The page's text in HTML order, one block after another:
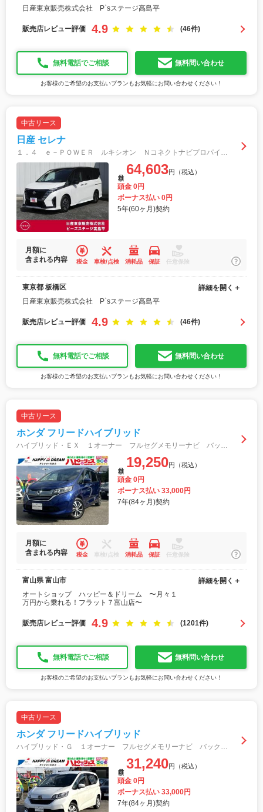
日産東京販売株式会社 P`sステージ高島平
販売店レビュー評価 4.9 (46件)
無料電話でご相談 無料問い合わせ
お客様のご希望のお支払いプランもお気軽にお問い合わせください！
中古リース
日産 セレナ
１．４ ｅ－ＰＯＷＥＲ ルキシオン ＮコネクトナビプロパイＡＶＭスマートルームＭ 衝突軽減 フルセグ バックカメラ サイドカメラ セキュリティ ＬＥＤヘッドライト ＬＤＰ ＥＴＣ インテリキー インテリジェントクルーズコントロール
64,603円（税込）
頭金 0円
ボーナス払い 0円
5年(60ヶ月)契約
月額に
含まれる内容
税金 車検/点検 消耗品 保証 任意保険
東京都 板橋区
日産東京販売株式会社 P`sステージ高島平
詳細を開く＋
販売店レビュー評価 4.9 (46件)
無料電話でご相談 無料問い合わせ
お客様のご希望のお支払いプランもお気軽にお問い合わせください！
中古リース
ホンダ フリードハイブリッド
ハイブリッド・ＥＸ １オーナー フルセグメモリーナビ バックカメラ スマートキー 衝突軽減ブレーキ 両側電動スライドドア オートライト オートエアコン シートヒーター ＡＣＣ ステアリングスイッチ 純正ＡＷ ＥＴＣ
19,250円（税込）
頭金 0円
ボーナス払い 33,000円
7年(84ヶ月)契約
月額に
含まれる内容
税金 車検/点検 消耗品 保証 任意保険
富山県 富山市
オートショップ ハッピー＆ドリーム 〜月々１
万円から乗れる！フラット７富山店〜
詳細を開く＋
販売店レビュー評価 4.9 (1201件)
無料電話でご相談 無料問い合わせ
お客様のご希望のお支払いプランもお気軽にお問い合わせください！
中古リース
ホンダ フリードハイブリッド
ハイブリッド・Ｇ １オーナー フルセグメモリーナビ バックカメラ スマートキー 衝突軽減ブレーキ 両側電動スライドドア オートライト オートエアコン シートヒーター ＡＣＣ ステアリングスイッチ ドラレコ前後 ＥＴＣ
31,240円（税込）
頭金 0円
ボーナス払い 33,000円
7年(84ヶ月)契約